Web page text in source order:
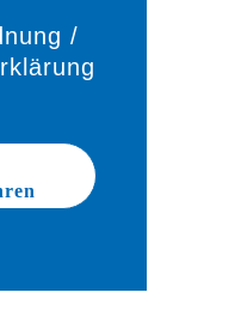
/